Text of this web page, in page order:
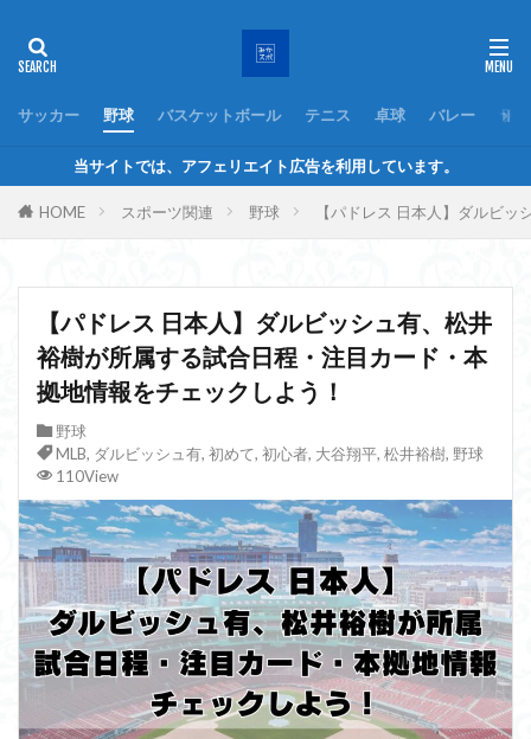
サッカー 野球 バスケットボール テニス 卓球 バレー ラ
当サイトでは、アフェリエイト広告を利用しています。
HOME スポーツ関連 野球 【パドレス 日本人】ダルビ
【パドレス 日本人】ダルビッシュ有、松井
裕樹が所属する試合日程・注目カード・本
拠地情報をチェックしよう！
野球
MLB, ダルビッシュ有, 初めて, 初心者, 大谷翔平, 松井裕樹, 野球
110View